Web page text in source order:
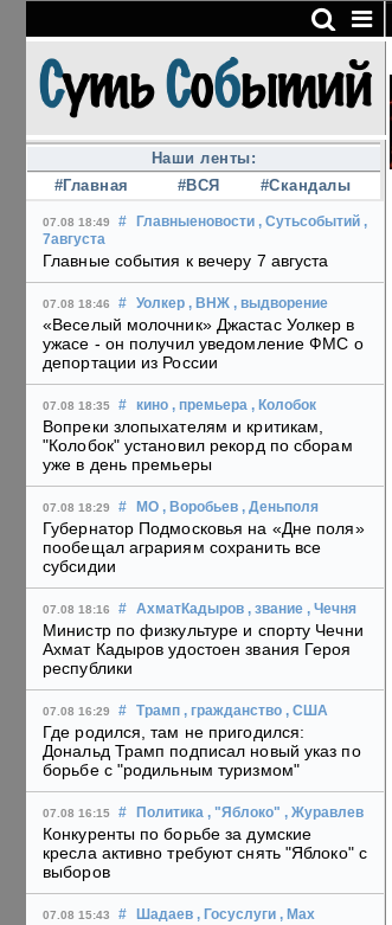
Наши ленты:
#Главная
#ВСЯ #Скандалы
07.08 18:49 # Главныеновости , Сутьсобытий ,
7августа
Главные события к вечеру 7 августа
07.08 18:46 # Уолкер , ВНЖ , выдворение
«Веселый молочник» Джастас Уолкер в
ужасе - он получил уведомление ФМС о
депортации из России
07.08 18:35 # кино , премьера , Колобок
Вопреки злопыхателям и критикам,
"Колобок" установил рекорд по сборам
уже в день премьеры
07.08 18:29 # МО , Воробьев , Деньполя
Губернатор Подмосковья на «Дне поля»
пообещал аграриям сохранить все
субсидии
07.08 18:16 # АхматКадыров , звание , Чечня
Министр по физкультуре и спорту Чечни
Ахмат Кадыров удостоен звания Героя
республики
07.08 16:29 # Трамп , гражданство , США
Где родился, там не пригодился:
Дональд Трамп подписал новый указ по
борьбе с "родильным туризмом"
07.08 16:15 # Политика , "Яблоко" , Журавлев
Конкуренты по борьбе за думские
кресла активно требуют снять "Яблоко" с
выборов
07.08 15:43 # Шадаев , Госуслуги , Max